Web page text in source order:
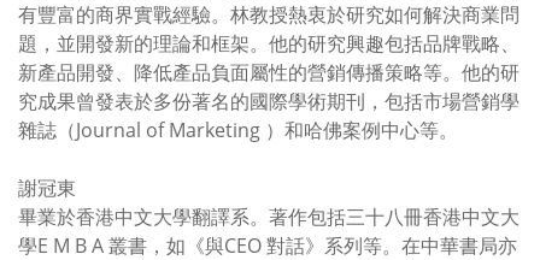
有豐富的商界實戰經驗。林教授熱衷於研究如何解決商業問
題，並開發新的理論和框架。他的研究興趣包括品牌戰略、
新產品開發、降低產品負面屬性的營銷傳播策略等。他的研
究成果曾發表於多份著名的國際學術期刊，包括市場營銷學
雜誌（Journal of Marketing ）和哈佛案例中心等。
謝冠東
畢業於香港中文大學翻譯系。著作包括三十八冊香港中文大
學E M B A 叢書，如《與CEO 對話》系列等。在中華書局亦